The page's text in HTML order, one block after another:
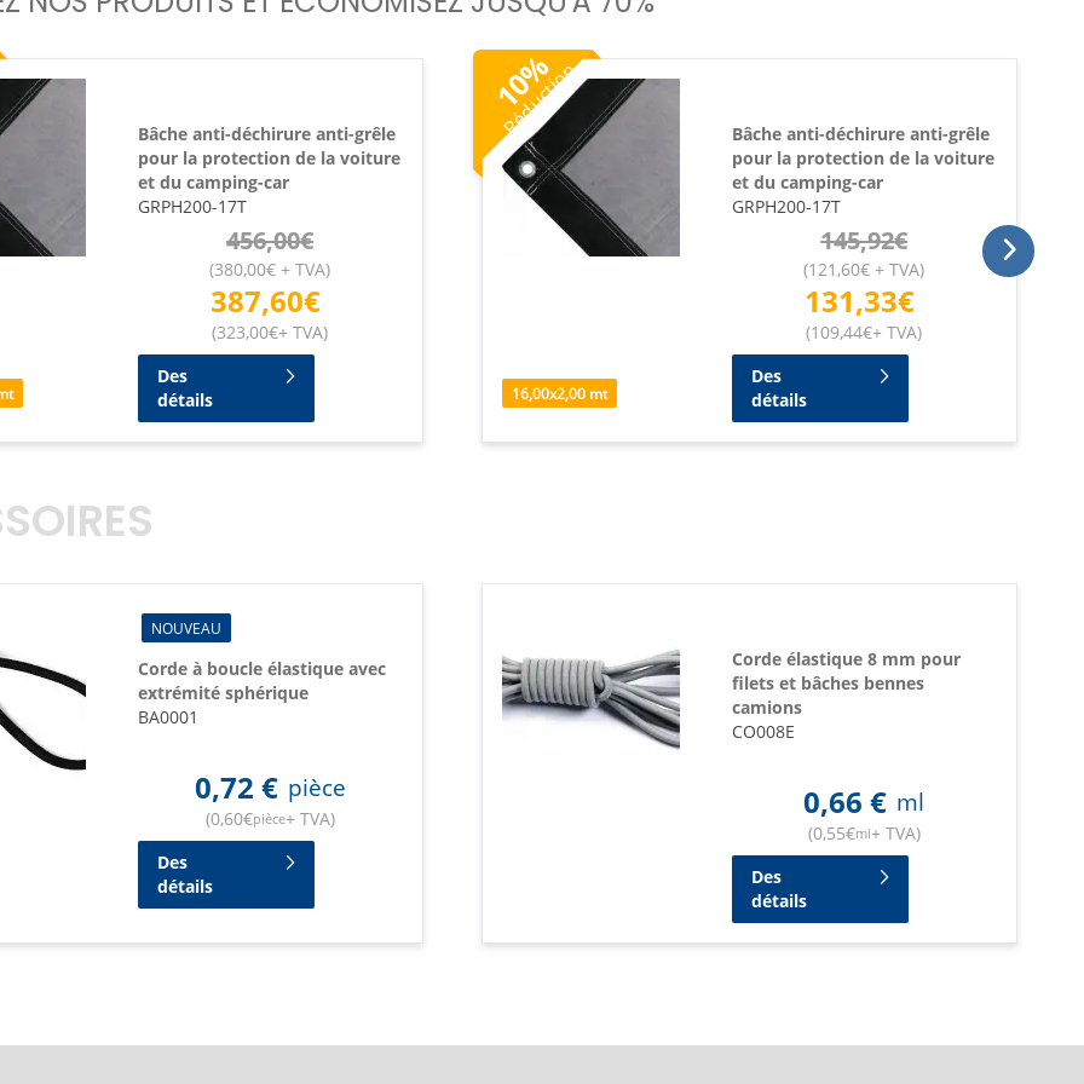
Bâche anti-déchirure anti-grêle
pour la protection de la voiture
et du camping-car
GRPH200-17T
456,00€
(380,00€ + TVA)
387,60€
(323,00€+ TVA)
Des
détails
10
%
Réduction
16,00x2,00mt
Bâche anti-déchirure anti-grêle
pour la protection de la voiture
et du camping-car
GRPH200-17T
145,92€
(121,60€ + TVA)
131,33€
(109,44€+ TVA)
Des
détails
NOUVEAU
Corde à boucle élastique avec
extrémité sphérique
BA0001
0,72 € pièce
(0,60€pièce+ TVA)
Des
détails
Corde élastique 8 mm pour
filets et bâches bennes
camions
CO008E
0,66 € ml
(0,55€ml+ TVA)
Des
détails